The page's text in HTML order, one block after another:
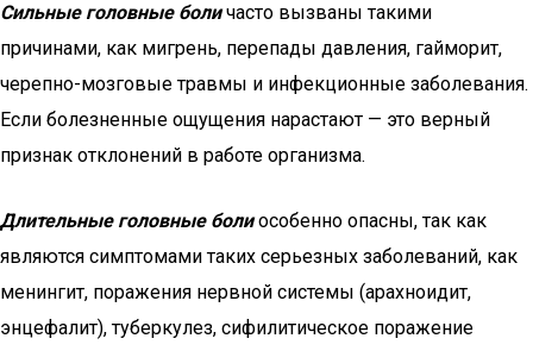
Сильные головные боличасто вызваны такими
причинами, как мигрень, перепады давления, гайморит,
черепно-мозговые травмы и инфекционные заболевания.
Если болезненные ощущения нарастают — это верный
признак отклонений в работе организма.
Длительные головные болиособенно опасны, так как
являются симптомами таких серьезных заболеваний, как
менингит, поражения нервной системы (арахноидит,
энцефалит), туберкулез, сифилитическое поражение